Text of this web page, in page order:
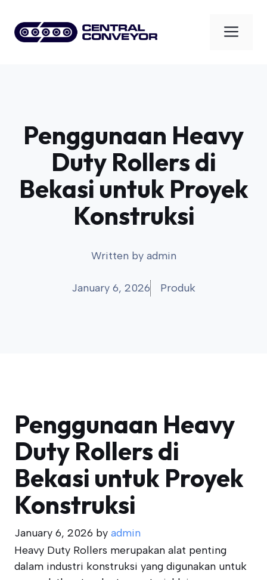
content
Penggunaan Heavy
Duty Rollers di
Bekasi untuk Proyek
Konstruksi
Written by admin
January 6, 2026 Produk
Penggunaan Heavy
Duty Rollers di
Bekasi untuk Proyek
Konstruksi
January 6, 2026 by admin
Heavy Duty Rollers merupakan alat penting
dalam industri konstruksi yang digunakan untuk